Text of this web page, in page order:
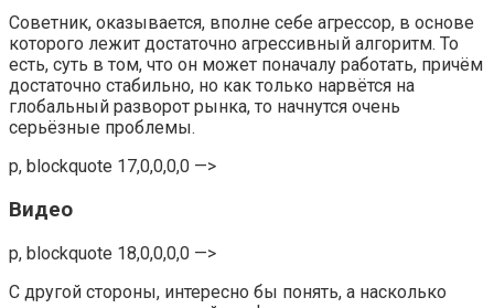
Советник, оказывается, вполне себе агрессор, в основе
которого лежит достаточно агрессивный алгоритм. То
есть, суть в том, что он может поначалу работать, причём
достаточно стабильно, но как только нарвётся на
глобальный разворот рынка, то начнутся очень
серьёзные проблемы.
p, blockquote 17,0,0,0,0 —>
Видео
p, blockquote 18,0,0,0,0 —>
С другой стороны, интересно бы понять, а насколько